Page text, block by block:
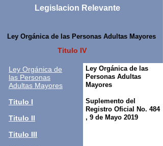
Legislacion Relevante
Ley Orgánica de las
Personas Adultas
Mayores
Suplemento del
Registro Oficial No. 484
, 9 de Mayo 2019
Ley Orgánica de las Personas Adultas Mayores
Titulo IV
Ley Orgánica de
las Personas
Adultas Mayores
Titulo I
Titulo II
Titulo III